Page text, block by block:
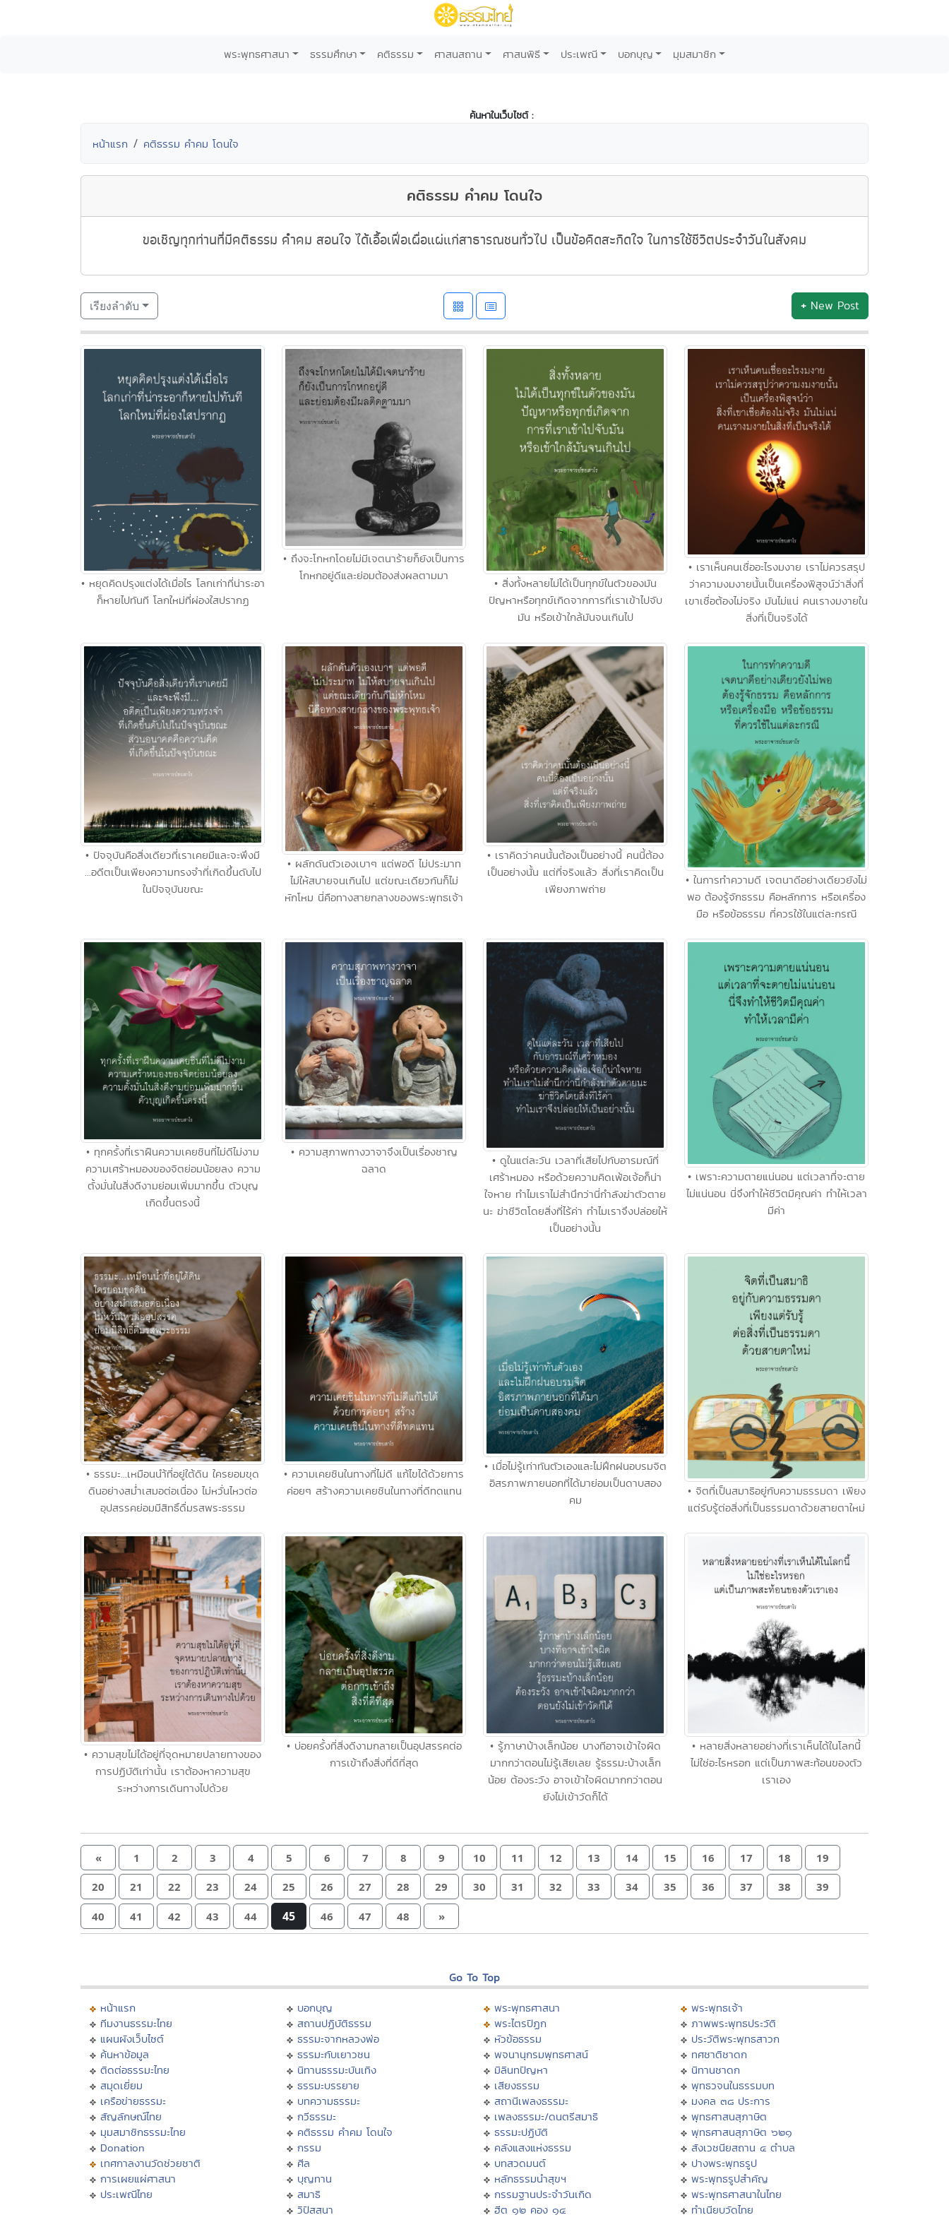
พระพุทธศาสนา ธรรมศึกษา คติธรรม ศาสนสถาน ศาสนพิธี ประเพณี บอกบุญ มุมสมาชิก
ค้นหาในเว็บไซต์ :
หน้าแรก คติธรรม คำคม โดนใจ
คติธรรม คำคม โดนใจ
ขอเชิญทุกท่านที่มีคติธรรม คำคม สอนใจ ได้เอื้อเฟื่อเผื่อแผ่แก่สาธารณชนทั่วไป เป็นข้อคิดสะกิดใจ ในการใช้ชีวิตประจำวันในสังคม
เรียงลำดับ + New Post
• หยุดคิดปรุงแต่งได้เมื่อไร โลกเก่าที่น่าระอา
ก็หายไปทันที โลกใหม่ที่ผ่องใสปรากฏ
• ถึงจะโกหกโดยไม่มีเจตนาร้ายก็ยังเป็นการ
โกหกอยู่ดีและย่อมต้องส่งผลตามมา
• สิ่งทั้งหลายไม่ได้เป็นทุกข์ในตัวของมัน
ปัญหาหรือทุกข์เกิดจากการที่เราเข้าไปจับ
มัน หรือเข้าใกล้มันจนเกินไป
• เราเห็นคนเชื่ออะไรงมงาย เราไม่ควรสรุป
ว่าความงมงายนั้นเป็นเครื่องพิสูจน์ว่าสิ่งที่
เขาเชื่อต้องไม่จริง มันไม่แน่ คนเรางมงายใน
สิ่งที่เป็นจริงได้
• ปัจจุบันคือสิ่งเดียวที่เราเคยมีและจะพึงมี
...อดีตเป็นเพียงความทรงจำที่เกิดขึ้นดับไป
ในปัจจุบันขณะ
• ผลักดันตัวเองเบาๆ แต่พอดี ไม่ประมาท
ไม่ให้สบายจนเกินไป แต่ขณะเดียวกันก็ไม่
หักโหม นี่คือทางสายกลางของพระพุทธเจ้า
• เราคิดว่าคนนั้นต้องเป็นอย่างนี้ คนนี้ต้อง
เป็นอย่างนั้น แต่ที่จริงแล้ว สิ่งที่เราคิดเป็น
เพียงภาพถ่าย
• ในการทำความดี เจตนาดีอย่างเดียวยังไม่
พอ ต้องรู้จักธรรม คือหลักการ หรือเครื่อง
มือ หรือข้อธรรม ที่ควรใช้ในแต่ละกรณี
• ทุกครั้งที่เราฝืนความเคยชินที่ไม่ดีไม่งาม
ความเศร้าหมองของจิตย่อมน้อยลง ความ
ตั้งมั่นในสิ่งดีงามย่อมเพิ่มมากขึ้น ตัวบุญ
เกิดขึ้นตรงนี้
• ความสุภาพทางวาจาจึงเป็นเรื่องชาญ
ฉลาด
• ดูในแต่ละวัน เวลาที่เสียไปกับอารมณ์ที่
เศร้าหมอง หรือด้วยความคิดเพ้อเจ้อก็น่า
ใจหาย ทำไมเราไม่สำนึกว่านี่กำลังฆ่าตัวตาย
นะ ฆ่าชีวิตโดยสิ่งที่ไร้ค่า ทำไมเราจึงปล่อยให้
เป็นอย่างนั้น
• เพราะความตายแน่นอน แต่เวลาที่จะตาย
ไม่แน่นอน นี่จึงทำให้ชีวิตมีคุณค่า ทำให้เวลา
มีค่า
• ธรรมะ...เหมือนนำ้ที่อยู่ใต้ดิน ใครยอมขุด
ดินอย่างสม่ำเสมอต่อเนื่อง ไม่หวั่นไหวต่อ
อุปสรรคย่อมมีสิทธิ์ดื่มรสพระธรรม
• ความเคยชินในทางที่ไม่ดี แก้ไขได้ด้วยการ
ค่อยๆ สร้างความเคยชินในทางที่ดีทดแทน
• เมื่อไม่รู้เท่าทันตัวเองและไม่ฝึกฝนอบรมจิต
อิสรภาพภายนอกที่ได้มาย่อมเป็นดาบสอง
คม
• จิตที่เป็นสมาธิอยู่กับความธรรมดา เพียง
แต่รับรู้ต่อสิ่งที่เป็นธรรมดาด้วยสายตาใหม่
• ความสุขไม่ได้อยู่ที่จุดหมายปลายทางของ
การปฏิบัติเท่านั้น เราต้องหาความสุข
ระหว่างการเดินทางไปด้วย
• บ่อยครั้งที่สิ่งดีงามกลายเป็นอุปสรรคต่อ
การเข้าถึงสิ่งที่ดีที่สุด
• รู้ภาษาบ้างเล็กน้อย บางทีอาจเข้าใจผิด
มากกว่าตอนไม่รู้เสียเลย รู้ธรรมะบ้างเล็ก
น้อย ต้องระวัง อาจเข้าใจผิดมากกว่าตอน
ยังไม่เข้าวัดก็ได้
• หลายสิ่งหลายอย่างที่เราเห็นได้ในโลกนี้
ไม่ใช่อะไรหรอก แต่เป็นภาพสะท้อนของตัว
เราเอง
« 1 2 3 4 5 6 7 8 9 10 11 12 13 14 15 16 17 18 19
20 21 22 23 24 25 26 27 28 29 30 31 32 33 34 35 36 37 38 39
40 41 42 43 44 45 46 47 48 »
Go To Top
หน้าแรก
ทีมงานธรรมะไทย
แผนผังเว็บไซต์
ค้นหาข้อมูล
ติดต่อธรรมะไทย
สมุดเยี่ยม
เครือข่ายธรรมะ
สัญลักษณ์ไทย
มุมสมาชิกธรรมะไทย
Donation
เทศกาลงานวัดช่วยชาติ
การเผยแผ่ศาสนา
ประเพณีไทย
บอกบุญ
สถานปฏิบัติธรรม
ธรรมะจากหลวงพ่อ
ธรรมะกับเยาวชน
นิทานธรรมะบันเทิง
ธรรมะบรรยาย
บทความธรรมะ
กวีธรรมะ
คติธรรม คำคม โดนใจ
กรรม
ศีล
บุญทาน
สมาธิ
วิปัสสนา
พระพุทธศาสนา
พระไตรปิฏก
หัวข้อธรรม
พจนานุกรมพุทธศาสน์
มิลินทปัญหา
เสียงธรรม
สถานีเพลงธรรมะ
เพลงธรรมะ/ดนตรีสมาธิ
ธรรมะปฏิบัติ
คลังแสงแห่งธรรม
บทสวดมนต์
หลักธรรมนำสุขฯ
กรรมฐานประจำวันเกิด
ฮีต ๑๒ คอง ๑๔
พระพุทธเจ้า
ภาพพระพุทธประวัติ
ประวัติพระพุทธสาวก
ทศชาติชาดก
นิทานชาดก
พุทธวจนในธรรมบท
มงคล ๓๘ ประการ
พุทธศาสนสุภาษิต
พุทธศาสนสุภาษิต ๖๒๑
สังเวชนียสถาน ๔ ตำบล
ปางพระพุทธรูป
พระพุทธรูปสำคัญ
พระพุทธศาสนาในไทย
ทำเนียบวัดไทย